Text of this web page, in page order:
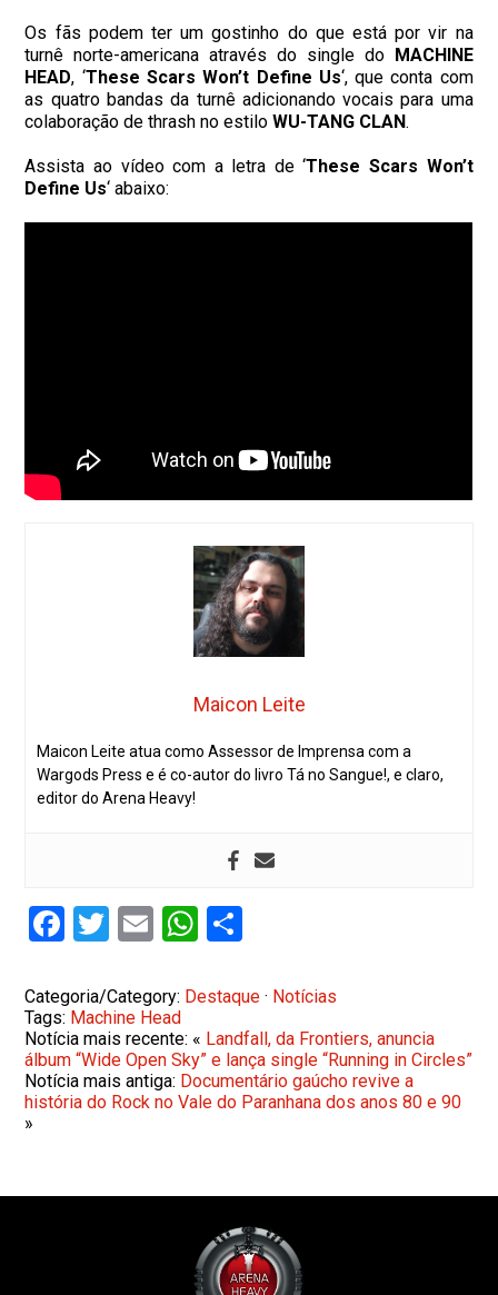
Os fãs podem ter um gostinho do que está por vir na
turnê norte-americana através do single do MACHINE
HEAD, ‘These Scars Won’t Define Us‘, que conta com
as quatro bandas da turnê adicionando vocais para uma
colaboração de thrash no estiloWU-TANG CLAN.
Assista ao vídeo com a letra de ‘These Scars Won’t
Define Us‘ abaixo:
Maicon Leite
Maicon Leite atua como Assessor de Imprensa com a
Wargods Press e é co-autor do livro Tá no Sangue!, e claro,
editor do Arena Heavy!
Facebook
Twitter
EmailWhatsApp
Categoria/Category: Destaque · Notícias
Tags: Machine Head
Notícia mais recente: « Landfall, da Frontiers, anuncia
álbum “Wide Open Sky” e lança single “Running in Circles”
Notícia mais antiga: Documentário gaúcho revive a
história do Rock no Vale do Paranhana dos anos 80 e 90
»